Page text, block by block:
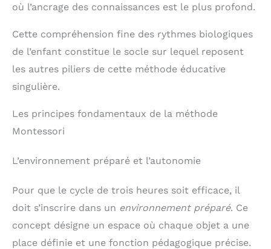
où l’ancrage des connaissances est le plus profond.
Cette compréhension fine des rythmes biologiques
de l’enfant constitue le socle sur lequel reposent
les autres piliers de cette méthode éducative
singulière.
Les principes fondamentaux de la méthode
Montessori
L’environnement préparé et l’autonomie
Pour que le cycle de trois heures soit efficace, il
doit s’inscrire dans un environnement préparé. Ce
concept désigne un espace où chaque objet a une
place définie et une fonction pédagogique précise.